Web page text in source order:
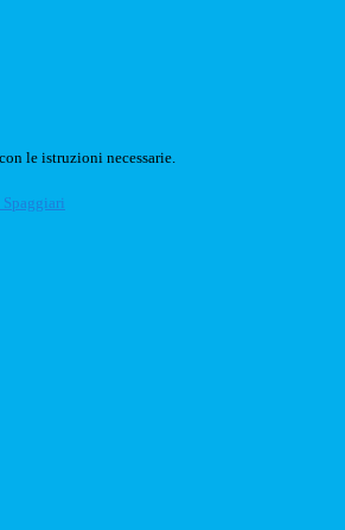
le istruzioni necessarie.